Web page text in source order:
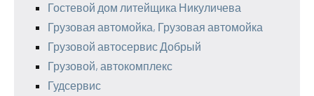
Гостевой дом литейщика Никуличева
Грузовая автомойка, Грузовая автомойка
Грузовой автосервис Добрый
Грузовой, автокомплекс
Гудсервис